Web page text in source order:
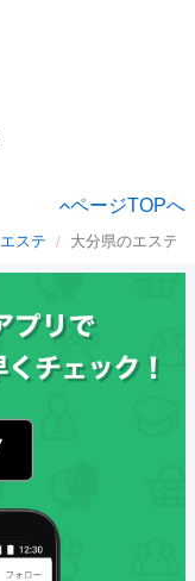
ページTOPへ
エステ 大分県のエステ